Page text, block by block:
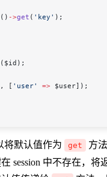
() ->get ( 'key' );
( $id );
, [ 'user' => $user]);
将默认值作为 get
方法
session 中不存在，将